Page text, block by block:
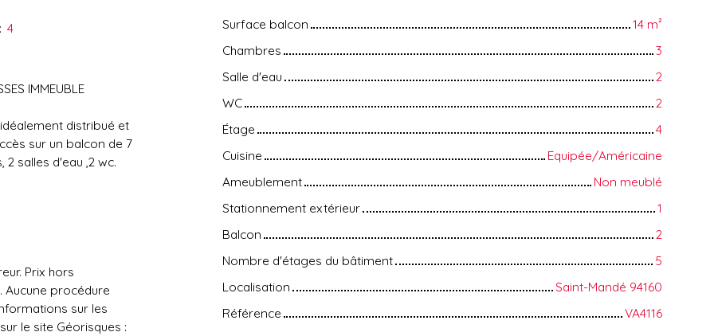
4
IMMEUBLE
distribué et
sur un balcon de 7
salles d'eau ,2 wc.
Prix hors
procédure
sur les
le site Géorisques :
Surface balcon 14 m²
Chambres
3
Salle d'eau
2
WC
2
Étage
4
Cuisine
Equipée/Américaine
Ameublement
Non meublé
Stationnement extérieur
1
Balcon
2
Nombre d'étages du bâtiment
5
Localisation
Saint-Mandé 94160
Référence
VA4116